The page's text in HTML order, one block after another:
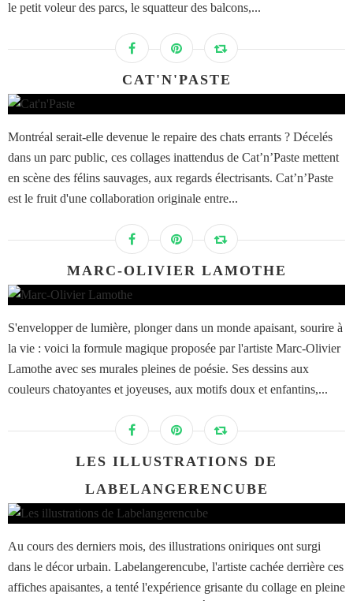
le petit voleur des parcs, le squatteur des balcons,...
CAT'N'PASTE
Montréal serait-elle devenue le repaire des chats errants ? Décelés
dans un parc public, ces collages inattendus de Cat’n’Paste mettent
en scène des félins sauvages, aux regards électrisants. Cat’n’Paste
est le fruit d'une collaboration originale entre...
MARC-OLIVIER LAMOTHE
S'envelopper de lumière, plonger dans un monde apaisant, sourire à
la vie : voici la formule magique proposée par l'artiste Marc-Olivier
Lamothe avec ses murales pleines de poésie. Ses dessins aux
couleurs chatoyantes et joyeuses, aux motifs doux et enfantins,...
LES ILLUSTRATIONS DE
LABELANGERENCUBE
Au cours des derniers mois, des illustrations oniriques ont surgi
dans le décor urbain. Labelangerencube, l'artiste cachée derrière ces
affiches apaisantes, a tenté l'expérience grisante du collage en pleine